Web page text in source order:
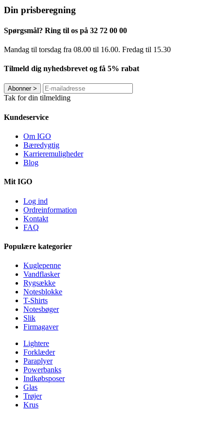
Din prisberegning
Spørgsmål? Ring til os på 32 72 00 00
Mandag til torsdag fra 08.00 til 16.00. Fredag ​​til 15.30
Tilmeld dig nyhedsbrevet og få 5% rabat
Abonner>
Tak for din tilmelding
Kundeservice
Om IGO
Bæredygtig
Karrieremuligheder
Blog
Mit IGO
Log ind
Ordreinformation
Kontakt
FAQ
Populære kategorier
Kuglepenne
Vandflasker
Rygsække
Notesblokke
T-Shirts
Notesbøger
Slik
Firmagaver
Lightere
Forklæder
Paraplyer
Powerbanks
Indkøbsposer
Glas
Trøjer
Krus